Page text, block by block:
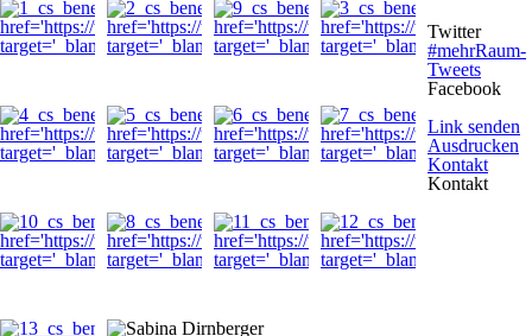
Twitter
#mehrRaum-
Tweets
Facebook
Link senden
Ausdrucken
Kontakt
Kontakt